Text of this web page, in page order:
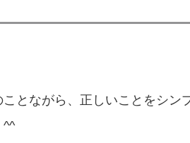
ことながら、正しいことをシン
^^